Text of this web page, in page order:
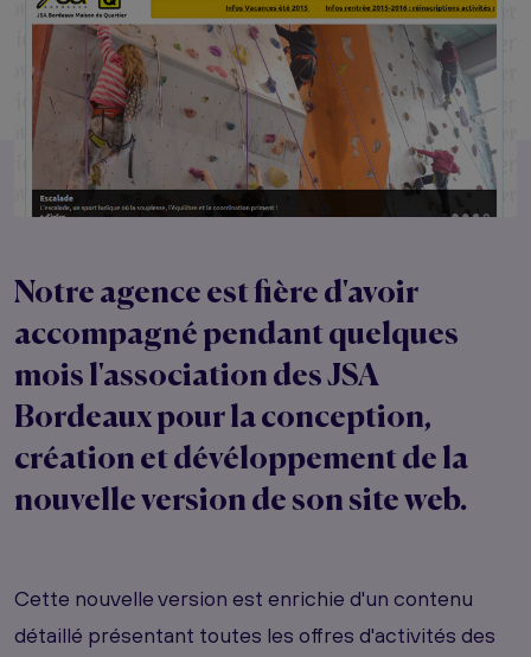
Notre agence est fière d'avoir
accompagné pendant quelques
mois l'association des JSA
Bordeaux pour la conception,
création et dévéloppement de la
nouvelle version de son site web.
Cette nouvelle version est enrichie d'un contenu
détaillé présentant toutes les offres d'activités des